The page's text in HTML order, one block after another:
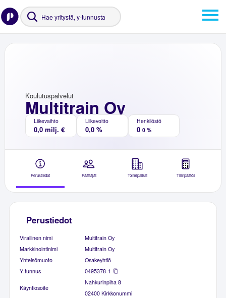
Multitrain Oy
Koulutuspalvelut
Liikevaihto
0,0 milj. €
Liikevoitto
0,0 %
Henkilöstö
0 0 %
Perustiedot Päättäjät Toimipaikat Tilinpäätös
Perustiedot
Virallinen nimi
Multitrain Oy
Markkinointinimi
Multitrain Oy
Yhteisömuoto
Osakeyhtiö
Y-tunnus
0495378-1
Käyntiosoite
Nahkurinpiha 8
02400 Kirkkonummi